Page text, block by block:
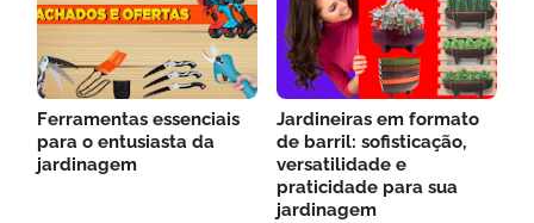
Ferramentas essenciais
para o entusiasta da
jardinagem
Jardineiras em formato
de barril: sofisticação,
versatilidade e
praticidade para sua
jardinagem